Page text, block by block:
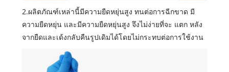
2.ผลิตภัณฑ์เหล่านี้มีความยืดหยุ่นสูง ทนต่อการฉีกขาด มี
ความยืดหยุ่น และมีความยืดหยุ่นสูง จึงไม่ง่ายที่จะ แตก หลัง
จากยืดและเด้งกลับคืนรูปเดิมได้โดยไม่กระทบต่อการใช้งาน